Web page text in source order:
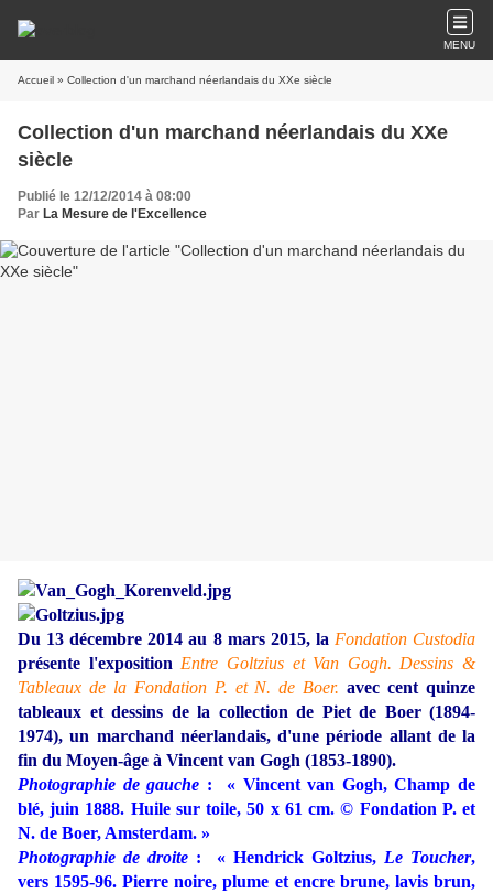
MENU
Accueil » Collection d'un marchand néerlandais du XXe siècle
Collection d'un marchand néerlandais du XXe
siècle
Publié le 12/12/2014 à 08:00
Par La Mesure de l'Excellence
Du 13 décembre 2014 au 8 mars 2015, la Fondation Custodia
présente l'exposition Entre Goltzius et Van Gogh. Dessins &
Tableaux de la Fondation P. et N. de Boer. avec cent quinze
tableaux et dessins de la collection de Piet de Boer (1894-
1974), un marchand néerlandais,d'une période allant de la
fin du Moyen-âge à Vincent van Gogh (1853-1890).
Photographie de gauche : « Vincent van Gogh, Champ de
blé, juin 1888. Huile sur toile, 50 x 61 cm. © Fondation P. et
N. de Boer, Amsterdam. »
Photographie de droite : « Hendrick Goltzius, Le Toucher,
vers 1595-96. Pierre noire, plume et encre brune, lavis brun,